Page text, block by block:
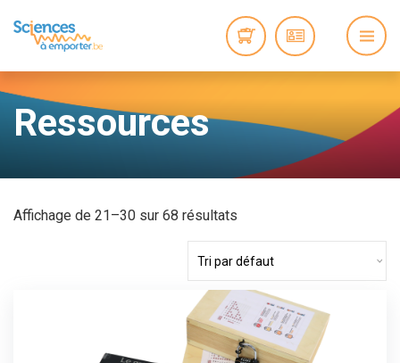
Ressources
Affichage de 21–30 sur 68 résultats